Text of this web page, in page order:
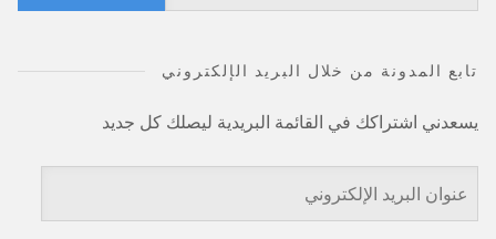
عن:
تابع المدونة من خلال البريد الإلكتروني
يسعدني اشتراكك في القائمة البريدية ليصلك كل جديد
عنوان
البريد